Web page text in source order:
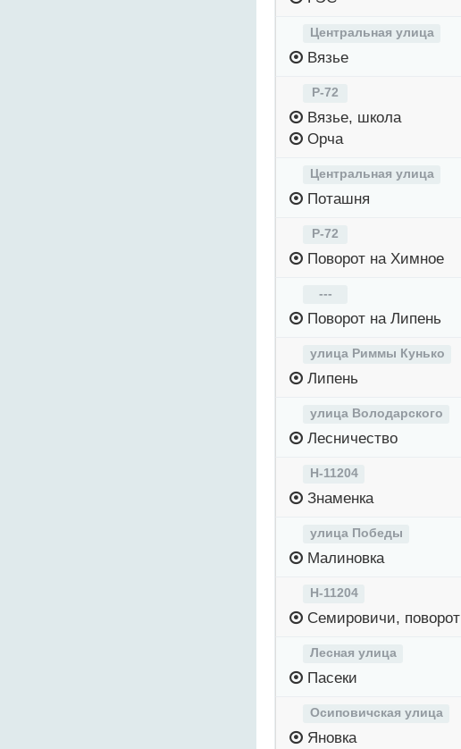
Центральная улица
Вязье
Р-72
Вязье, школа
Орча
Центральная улица
Поташня
Р-72
Поворот на Химное
---
Поворот на Липень
улица Риммы Кунько
Липень
улица Володарского
Лесничество
Н-11204
Знаменка
улица Победы
Малиновка
Н-11204
Семировичи, поворот
Лесная улица
Пасеки
Осиповичская улица
Яновка